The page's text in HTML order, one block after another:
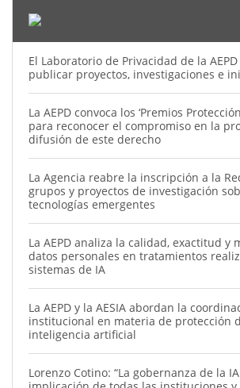
El Laboratorio de Privacidad de la
publicar proyectos, investigaciones e
La AEPD convoca los ‘Premios
para reconocer el compromiso en la
difusión de este derecho
La Agencia reabre la inscripción a la
grupos y proyectos de investigación
tecnologías emergentes
La AEPD analiza la calidad, exactitud y
datos personales en tratamientos
sistemas de IA
La AEPD y la AESIA abordan la
institucional en materia de protección
inteligencia artificial
Lorenzo Cotino: “La gobernanza de la